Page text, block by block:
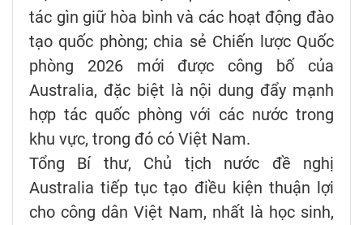
tác gìn giữ hòa bình và các hoạt động đào
tạo quốc phòng; chia sẻ Chiến lược Quốc
phòng 2026 mới được công bố của
Australia, đặc biệt là nội dung đẩy mạnh
hợp tác quốc phòng với các nước trong
khu vực, trong đó có Việt Nam.
Tổng Bí thư, Chủ tịch nước đề nghị
Australia tiếp tục tạo điều kiện thuận lợi
cho công dân Việt Nam, nhất là học sinh,